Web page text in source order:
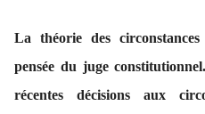
La théorie des
pensée du juge
récentes décisions aux